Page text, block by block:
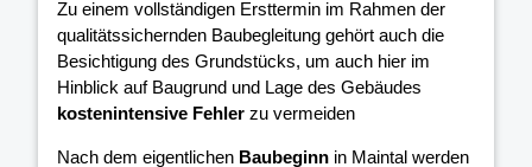
Zu einem vollständigen Ersttermin im Rahmen der
qualitätssichernden Baubegleitung gehört auch die
Besichtigung des Grundstücks, um auch hier im
Hinblick auf Baugrund und Lage des Gebäudes
kostenintensive Fehler zu vermeiden
Nach dem eigentlichen Baubeginn in Maintal werden